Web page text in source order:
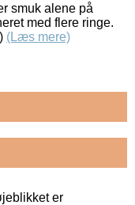
smuk alene på
med flere ringe.
(Læs mere)
er